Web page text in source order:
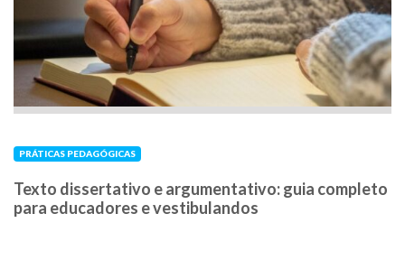
PRÁTICAS PEDAGÓGICAS
Texto dissertativo e argumentativo: guia completo
para educadores e vestibulandos